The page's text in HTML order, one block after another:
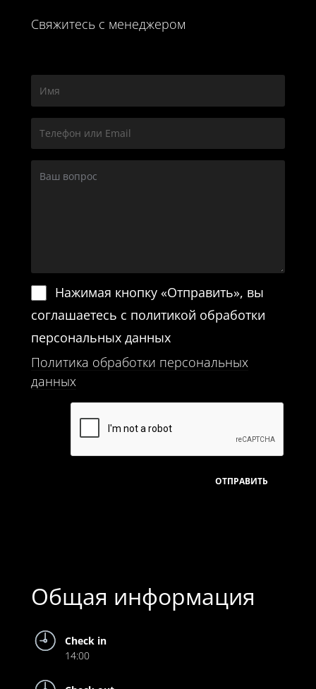
Свяжитесь с менеджером
Нажимая кнопку «Отправить», вы
соглашаетесь с политикой обработки
персональных данных
Политика обработки персональных
данных
Общая информация
Check in
14:00